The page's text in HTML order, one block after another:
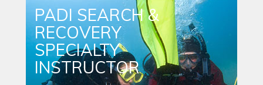
PADI SEARCH &
RECOVERY
SPECIALTY
INSTRUCTOR